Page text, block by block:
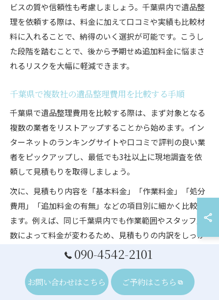
ビスの質や信頼性も考慮しましょう。千葉県内で遺品整
理を依頼する際は、料金に加えて口コミや実績も比較材
料に入れることで、納得のいく選択が可能です。こうし
た段階を踏むことで、後から予期せぬ追加料金に悩まさ
れるリスクを大幅に軽減できます。
千葉県で複数社の遺品整理費用を比較する手順
千葉県で遺品整理費用を比較する際は、まず対象となる
複数の業者をリストアップすることから始めます。イン
ターネットのランキングサイトや口コミで評判の良い業
者をピックアップし、最低でも3社以上に現地調査を依
頼して見積もりを取得しましょう。
次に、見積もり内容を「基本料金」「作業料金」「処分
費用」「追加料金の有無」などの項目別に細かく比較し
ます。例えば、同じ千葉県内でも作業範囲やスタッフ人
数によって料金が変わるため、見積もりの内訳をしっか
り確認することが大切です。こうした手順を踏むこと
見極めやすくなります。
090-4542-2101
お問い合わせはこちら ご予約はこちら